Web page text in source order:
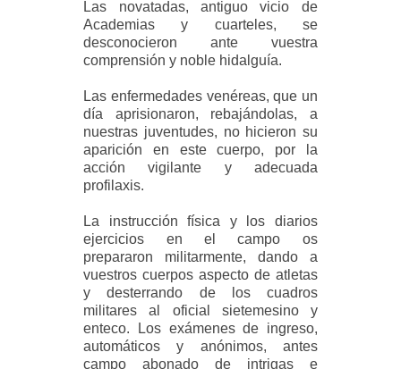
Las novatadas, antiguo vicio de
Academias y cuarteles, se
desconocieron ante vuestra
comprensión y noble hidalguía.
Las enfermedades venéreas, que un
día aprisionaron, rebajándolas, a
nuestras juventudes, no hicieron su
aparición en este cuerpo, por la
acción vigilante y adecuada
profilaxis.
La instrucción física y los diarios
ejercicios en el campo os
prepararon militarmente, dando a
vuestros cuerpos aspecto de atletas
y desterrando de los cuadros
militares al oficial sietemesino y
enteco. Los exámenes de ingreso,
automáticos y anónimos, antes
campo abonado de intrigas e